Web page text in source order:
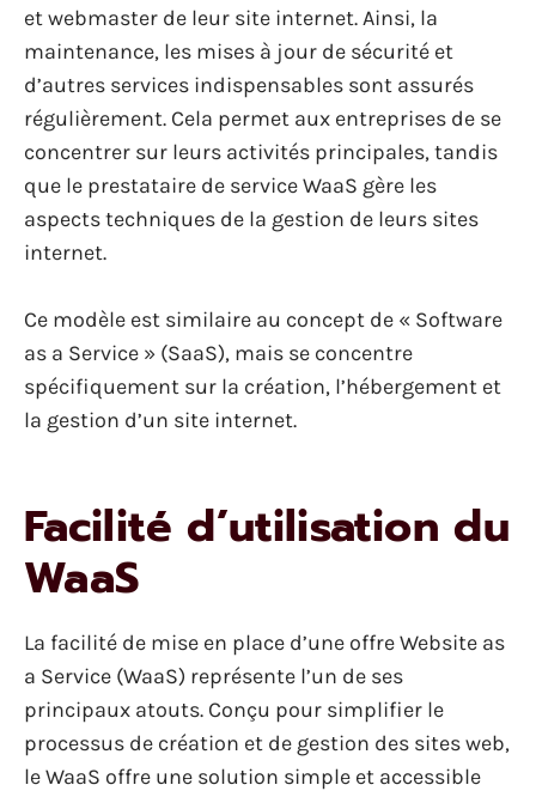
et webmaster de leur site internet. Ainsi, la
maintenance, les mises à jour de sécurité et
d’autres services indispensables sont assurés
régulièrement. Cela permet aux entreprises de se
concentrer sur leurs activités principales, tandis
que le prestataire de service WaaS gère les
aspects techniques de la gestion de leurs sites
internet.
Ce modèle est similaire au concept de « Software
as a Service » (SaaS), mais se concentre
spécifiquement sur la création, l’hébergement et
la gestion d’un site internet.
Facilité d’utilisation du
WaaS
La facilité de mise en place d’une offre Website as
a Service (WaaS) représente l’un de ses
principaux atouts. Conçu pour simplifier le
processus de création et de gestion des sites web,
le WaaS offre une solution simple et accessible